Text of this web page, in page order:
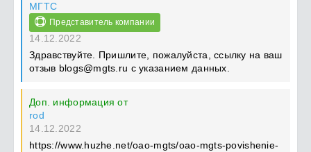
МГТС
Представитель компании
14.12.2022
Здравствуйте. Пришлите, пожалуйста, ссылку на ваш
отзыв blogs@mgts.ru с указанием данных.
Доп. информация от
rod
14.12.2022
https://www.huzhe.net/oao-mgts/oao-mgts-povishenie-